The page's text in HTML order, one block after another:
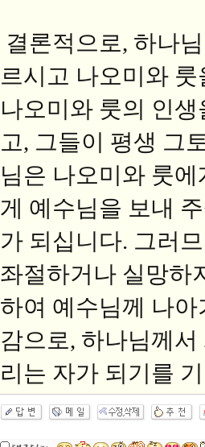
결론적으로, 하나
르시고 나오미와
나오미와 룻의 인
고, 그들이 평생 그
님은 나오미와 룻
게 예수님을 보내
가 되십니다. 그러
좌절하거나 실망하
하여 예수님께 나
감으로, 하나님께
리는 자가 되기를